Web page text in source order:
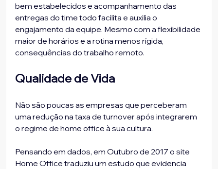
bem estabelecidos e acompanhamento das
entregas do time todo facilita e auxilia o
engajamento da equipe. Mesmo com a flexibilidade
maior de horários e a rotina menos rígida,
consequências do trabalho remoto.
Qualidade de Vida
Não são poucas as empresas que perceberam
uma redução na taxa de turnover após integrarem
o regime de home office à sua cultura.
Pensando em dados, em Outubro de 2017 o site
Home Office traduziu um estudo que evidencia